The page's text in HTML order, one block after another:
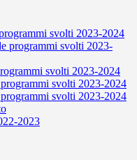
svolti 2023-2024
programmi svolti 2023-
svolti 2023-2024
svolti 2023-2024
svolti 2023-2024
2023